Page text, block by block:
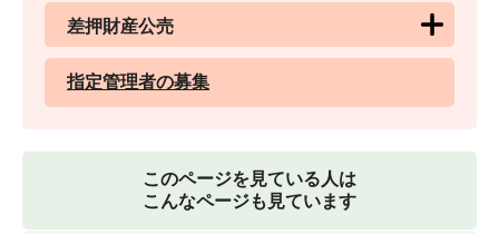
差押財産公売
指定管理者の募集
このページを見ている人は
こんなページも見ています